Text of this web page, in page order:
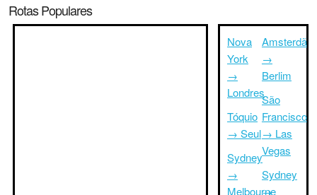
Rotas Populares
Nova
York
→
Londres
Tóquio
→ Seul
Sydney
→
Melbourne
Amsterdã
→
Berlim
São
Francisco
→ Las
Vegas
Sydney
→